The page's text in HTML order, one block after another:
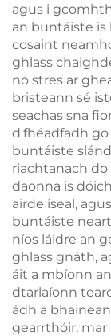
agus i
an buntáiste
cosaint
ghlass
nó stres ar
bristeann sé
seachas sna
d'fhéadfadh
buntáiste
riachtanach
daonna is
airde íseal,
buntáiste
níos láidre an
ghlass gnáth,
áit a mbíonn
dtarlaíonn
ádh a
gearrthóir, mar